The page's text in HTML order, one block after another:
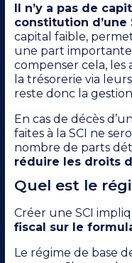
Il n’y a pas de
constitution d’une
capital faible,
une part importante
compenser cela, les
la trésorerie via
reste donc la
En cas de décès
faites à la SCI ne
nombre de parts
réduire les droits
Quel est le
Créer une SCI
fiscal sur le
Le régime de base